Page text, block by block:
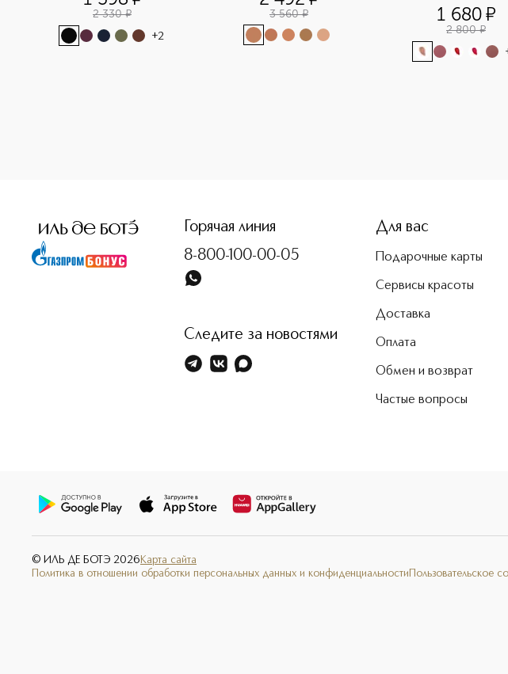
2 330 ¤
+2
3 560 ¤ 1 680¤
2 800 ¤
Горячая линия
8-800-100-00-05
Следите за новостями
Для вас
Подарочные карты
Сервисы красоты
Доставка
Оплата
Обмен и возврат
Частые вопросы
© ИЛЬ ДЕ БОТЭ 2026 Карта сайта
Политика в отношении обработки персональных данных и конфиденциальности Пользовательское